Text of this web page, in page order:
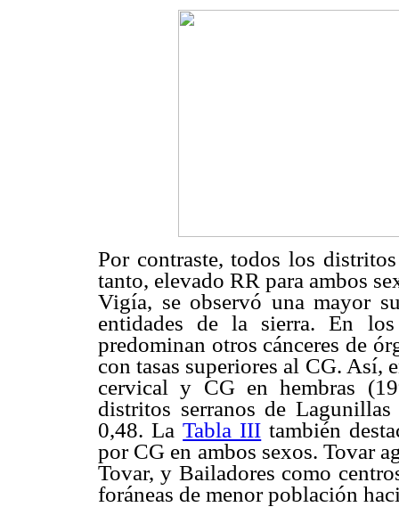
Por contraste, todos los
tanto, elevado RR para ambos
Vigía, se observó una mayor
entidades de la sierra. En
predominan otros cánceres de
con tasas superiores al CG. Así,
cervical y CG en hembras
distritos serranos de
0,48. LaTabla III también
por CG en ambos sexos. Tovar
Tovar, y Bailadores como
foráneas de menor población